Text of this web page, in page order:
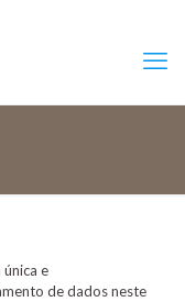
e
de dados neste